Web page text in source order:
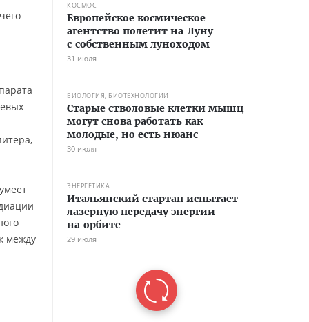
между
КОСМОС
Европейское космическое
агентство полетит на Луну
с собственным луноходом
31 июля
БИОЛОГИЯ, БИОТЕХНОЛОГИИ
Старые стволовые клетки мышц
могут снова работать как
молодые, но есть нюанс
30 июля
ЭНЕРГЕТИКА
Итальянский стартап испытает
лазерную передачу энергии
на орбите
29 июля